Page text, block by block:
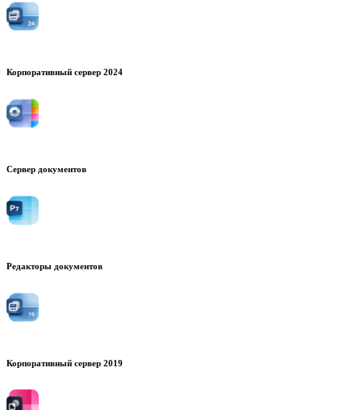
Корпоративный сервер 2024
Сервер документов
Редакторы документов
Корпоративный сервер 2019